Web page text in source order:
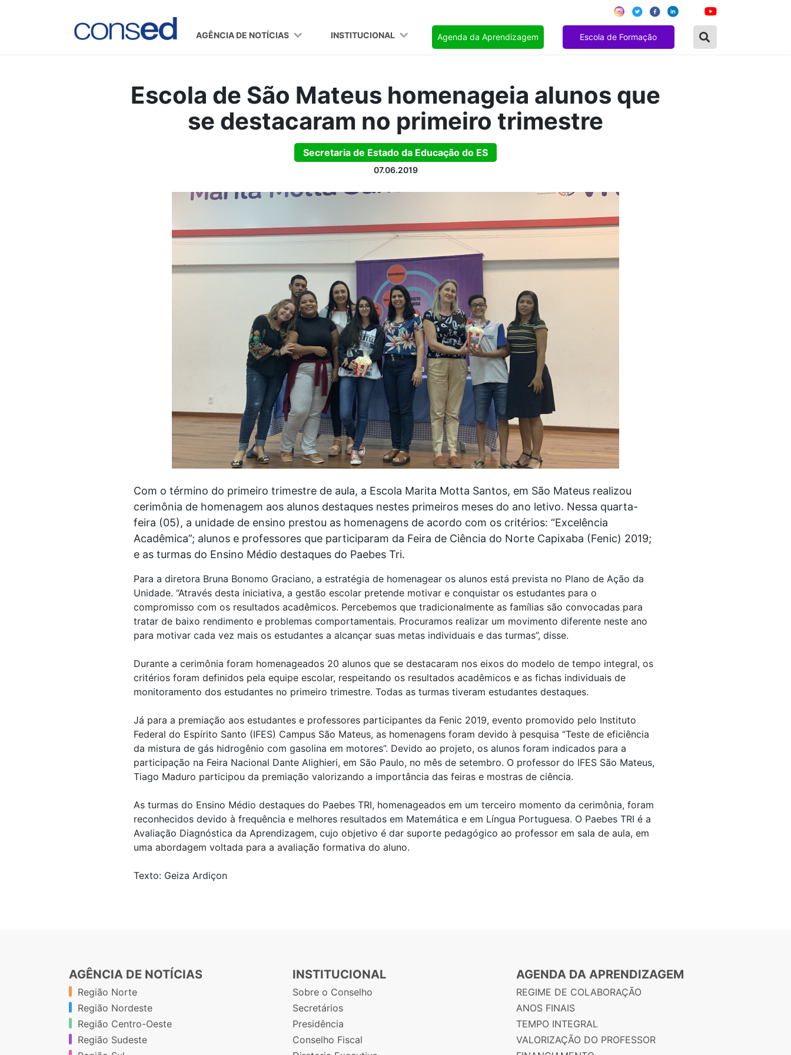
AGÊNCIA DE NOTÍCIAS INSTITUCIONAL Agenda da Aprendizagem Escola de Formação
Escola de São Mateus homenageia alunos que
se destacaram no primeiro trimestre
Secretaria de Estado da Educação do ES
07.06.2019
Com o término do primeiro trimestre de aula, a Escola Marita Motta Santos, em São Mateus realizou
cerimônia de homenagem aos alunos destaques nestes primeiros meses do ano letivo. Nessa quarta-
feira (05), a unidade de ensino prestou as homenagens de acordo com os critérios: “Excelência
Acadêmica”; alunos e professores que participaram da Feira de Ciência do Norte Capixaba (Fenic) 2019;
e as turmas do Ensino Médio destaques do Paebes Tri.
Para a diretora Bruna Bonomo Graciano, a estratégia de homenagear os alunos está prevista no Plano de Ação da
Unidade. “Através desta iniciativa, a gestão escolar pretende motivar e conquistar os estudantes para o
compromisso com os resultados acadêmicos. Percebemos que tradicionalmente as famílias são convocadas para
tratar de baixo rendimento e problemas comportamentais. Procuramos realizar um movimento diferente neste ano
para motivar cada vez mais os estudantes a alcançar suas metas individuais e das turmas”, disse.
Durante a cerimônia foram homenageados 20 alunos que se destacaram nos eixos do modelo de tempo integral, os
critérios foram definidos pela equipe escolar, respeitando os resultados acadêmicos e as fichas individuais de
monitoramento dos estudantes no primeiro trimestre. Todas as turmas tiveram estudantes destaques.
Já para a premiação aos estudantes e professores participantes da Fenic 2019, evento promovido pelo Instituto
Federal do Espírito Santo (IFES) Campus São Mateus, as homenagens foram devido à pesquisa “Teste de eficiência
da mistura de gás hidrogênio com gasolina em motores”. Devido ao projeto, os alunos foram indicados para a
participação na Feira Nacional Dante Alighieri, em São Paulo, no mês de setembro. O professor do IFES São Mateus,
Tiago Maduro participou da premiação valorizando a importância das feiras e mostras de ciência.
As turmas do Ensino Médio destaques do Paebes TRI, homenageados em um terceiro momento da cerimônia, foram
reconhecidos devido à frequência e melhores resultados em Matemática e em Língua Portuguesa. O Paebes TRI é a
Avaliação Diagnóstica da Aprendizagem, cujo objetivo é dar suporte pedagógico ao professor em sala de aula, em
uma abordagem voltada para a avaliação formativa do aluno.
Texto: Geiza Ardiçon
AGÊNCIA DE NOTÍCIAS
Região Norte
Região Nordeste
Região Centro-Oeste
Região Sudeste
INSTITUCIONAL
Sobre o Conselho
Secretários
Presidência
Conselho Fiscal
AGENDA DA APRENDIZAGEM
REGIME DE COLABORAÇÃO
ANOS FINAIS
TEMPO INTEGRAL
VALORIZAÇÃO DO PROFESSOR